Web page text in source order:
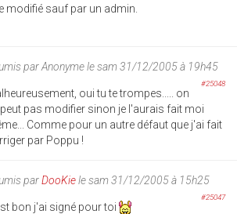
modifié sauf par un admin.
parAnonymele sam 31/12/2005 à 19h45
#25048
oui tu te trompes..... on
pas modifier sinon je l'aurais fait moi
Comme pour un autre défaut que j'ai fait
par Poppu !
parDooKiele sam 31/12/2005 à 15h25
#25047
bon j'ai signé pour toi